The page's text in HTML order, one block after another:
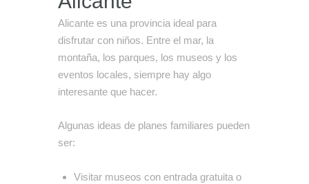
Alicante es una provincia ideal para
disfrutar con niños. Entre el mar, la
montaña, los parques, los museos y los
eventos locales, siempre hay algo
interesante que hacer.
Algunas ideas de planes familiares pueden
ser:
Visitar museos con entrada gratuita o